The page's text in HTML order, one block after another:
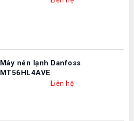
Máy nén lạnh Danfoss
MT56HL4AVE
Liên hệ